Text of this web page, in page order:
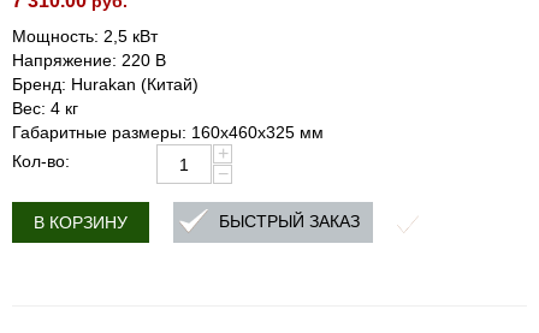
Мощность: 2,5 кВт
Напряжение: 220 В
Бренд: Hurakan (Китай)
Вес: 4 кг
Габаритные размеры: 160x460x325 мм
Кол-во:
+
−
В КОРЗИНУ БЫСТРЫЙ ЗАКАЗ